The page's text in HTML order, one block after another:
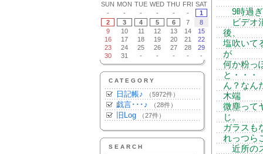
SUN MON TUE WED THU FRI SAT
-
- - - - -
1
2
3 4 5 6 7
8
9
10 11 12 13 14
15
16
17 18 19 20 21
22
23
24 25 26 27 28
29
30
31 - - - - -
CATEGORY
日記帳♪ （5972件）
戯言･･･♪ （28件）
旧Log （27件）
SEARCH
9時過ぎ
ビデオ
後、
塩吹いて
が
何か粉っ
と・・・
ん？なん
木端
微塵って
じ。
ガラスも
れっつら
近所の